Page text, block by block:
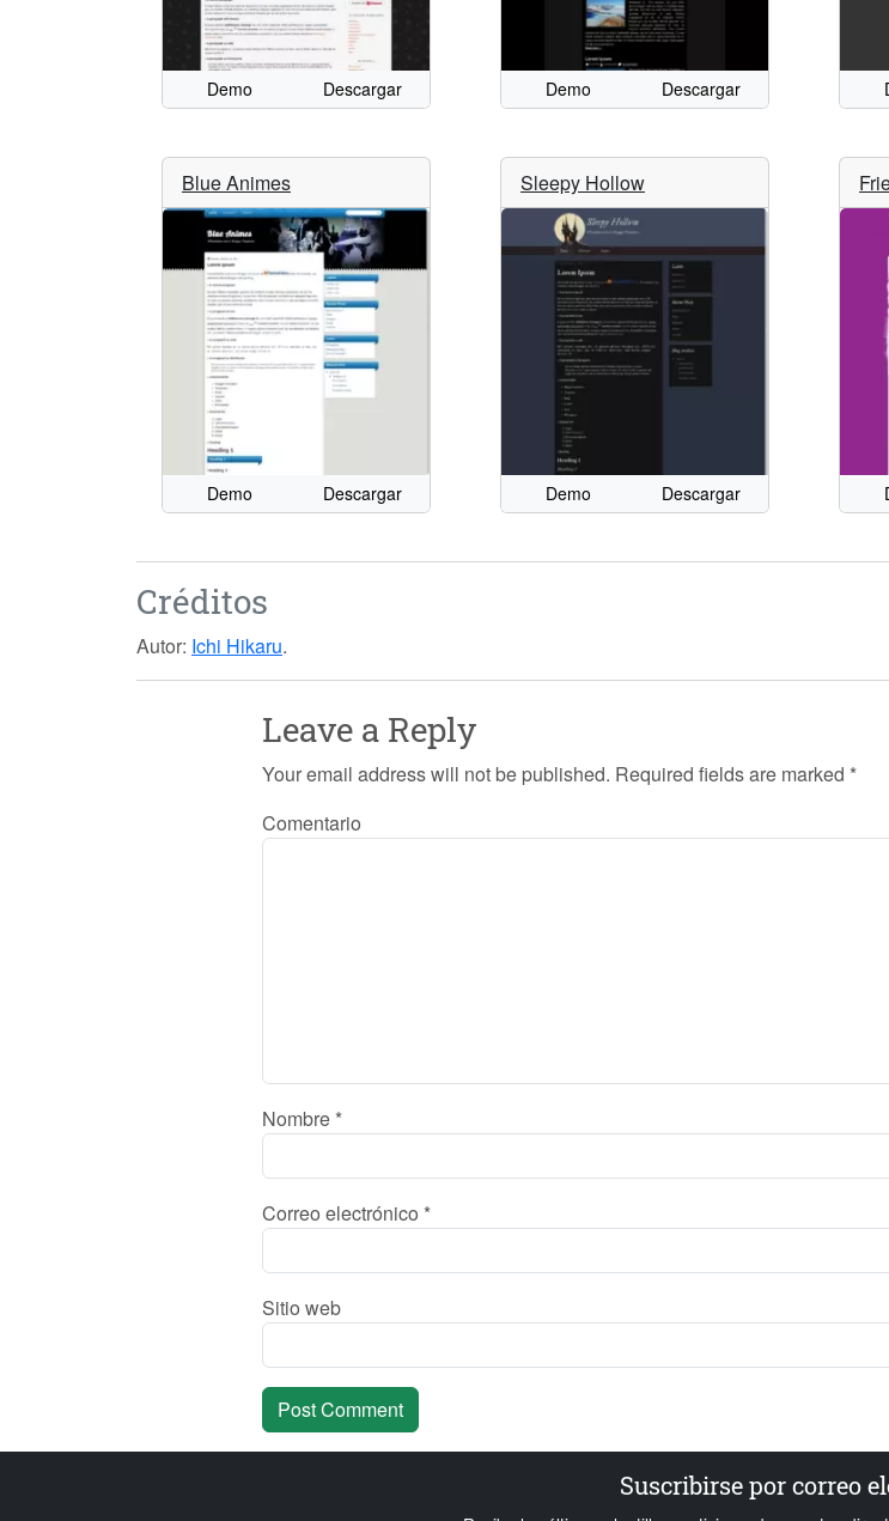
Demo Descargar Demo Descargar
Blue Animes
Demo Descargar
Sleepy Hollow
Demo Descargar
Créditos
Autor: Ichi Hikaru.
Leave a Reply
Your email address will not be published. Required fields are marked *
Comentario
Nombre *
Correo electrónico *
Sitio web
Suscribirse por correo